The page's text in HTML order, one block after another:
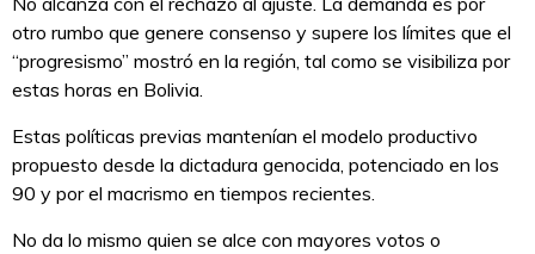
otro rumbo que genere consenso y supere los límites que el
“progresismo” mostró en la región, tal como se visibiliza por
estas horas en Bolivia.
Estas políticas previas mantenían el modelo productivo
propuesto desde la dictadura genocida, potenciado en los
90 y por el macrismo en tiempos recientes.
No da lo mismo quien se alce con mayores votos o